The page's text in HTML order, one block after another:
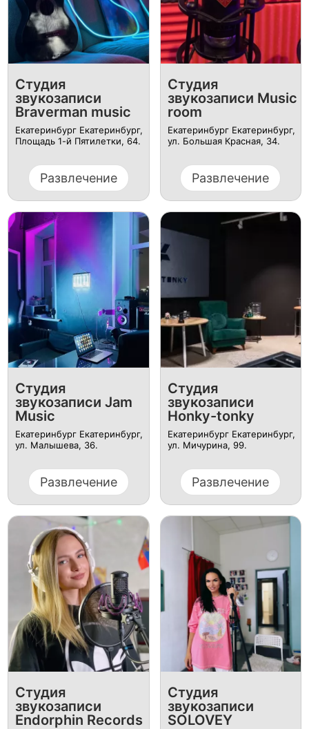
Студия
звукозаписи
Braverman music
Екатеринбург Екатеринбург, ​
Площадь 1-й Пятилетки, 64.
Развлечение
Студия
звукозаписи Music
room
Екатеринбург Екатеринбург,
ул. ​Большая Красная, 34.
Развлечение
Студия
звукозаписи Jam
Music
Екатеринбург Екатеринбург,
ул. Малышева, 36.
Развлечение
Студия
звукозаписи
Honky-tonky
Екатеринбург Екатеринбург,
ул. Мичурина, 99.
Развлечение
Студия
звукозаписи
Endorphin Records
Студия
звукозаписи
SOLOVEY